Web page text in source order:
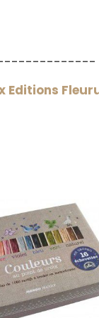
Editions